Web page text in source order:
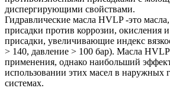
диспергирующими свойствами.
Гидравлические масла HVLP -это
присадки против коррозии, окисления
присадки, увеличивающие индекс
> 140, давление > 100 бар). Масла
применения, однако наибольший
использовании этих масел в наружных
системах.